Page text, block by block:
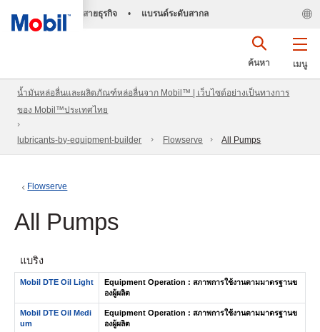
สายธุรกิจ • แบรนด์ระดับสากล
เมนู
ค้นหา
น้ำมันหล่อลื่นและผลิตภัณฑ์หล่อลื่นจาก Mobil™ | เว็บไซต์อย่างเป็นทางการ
ของ Mobil™ประเทศไทย
lubricants-by-equipment-builder Flowserve All Pumps
Flowserve
All Pumps
แบริ่ง
Mobil DTE Oil Light
Equipment Operation : สภาพการใช้งานตามมาตรฐานข
องผู้ผลิต
Mobil DTE Oil Medi
um
Equipment Operation : สภาพการใช้งานตามมาตรฐานข
องผู้ผลิต